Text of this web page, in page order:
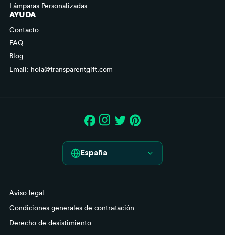
Lámparas Personalizadas
AYUDA
Contacto
FAQ
Blog
Email: hola@transparentgift.com
España
Italia
Aviso legal
Condiciones generales de contratación
Derecho de desistimiento